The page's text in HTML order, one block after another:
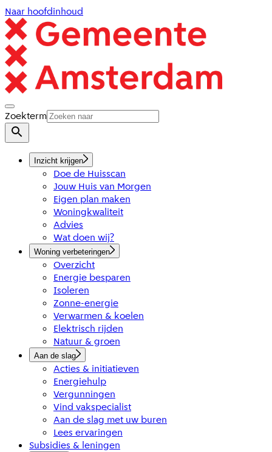
Naar hoofdinhoud
Zoekterm
Inzicht krijgen
Doe de Huisscan
Jouw Huis van Morgen
Eigen plan maken
Woningkwaliteit
Advies
Wat doen wij?
Woning verbeteringen
Overzicht
Energie besparen
Isoleren
Zonne-energie
Verwarmen & koelen
Elektrisch rijden
Natuur & groen
Aan de slag
Acties & initiatieven
Energiehulp
Vergunningen
Vind vakspecialist
Aan de slag met uw buren
Lees ervaringen
Subsidies & leningen